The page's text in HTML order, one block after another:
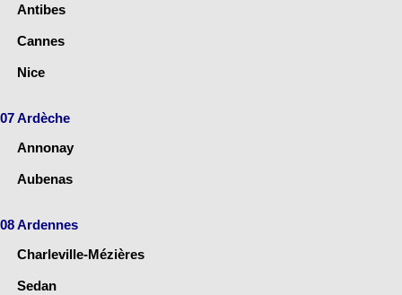
Antibes
Cannes
Nice
07 Ardèche
Annonay
Aubenas
08 Ardennes
Charleville-Mézières
Sedan